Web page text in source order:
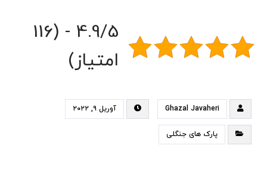
4.9/5 - (116
امتیاز)
Ghazal Javaheri آوریل ۹, ۲۰۲۲
پارک های جنگلی